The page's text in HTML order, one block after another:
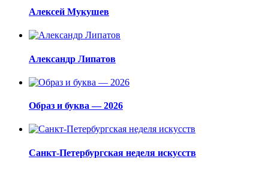
Алексей Мукушев
Александр Липатов
Образ и буква — 2026
Санкт-Петербургская неделя искусств